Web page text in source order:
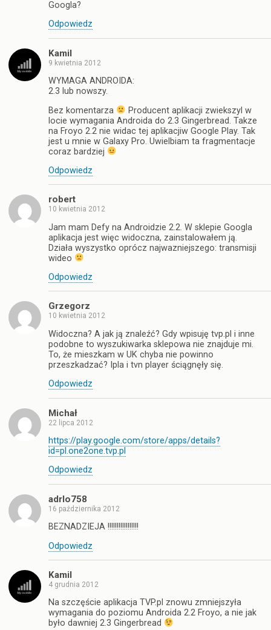
Googla?
Odpowiedz
Kamil
9 kwietnia 2012
WYMAGA ANDROIDA:
2.3 lub nowszy.
Bez komentarza
Producent aplikacji zwiekszyl w
locie wymagania Androida do 2.3 Gingerbread. Takze
na Froyo 2.2 nie widac tej aplikacjiw Google Play. Tak
jest u mnie w Galaxy Pro. Uwielbiam ta fragmentacje
coraz bardziej
Odpowiedz
robert
10 kwietnia 2012
Jam mam Defy na Androidzie 2.2. W sklepie Googla
aplikacja jest więc widoczna, zainstalowałem ją.
Działa wyszystko oprócz najwazniejszego: transmisji
wideo
Odpowiedz
Grzegorz
10 kwietnia 2012
Widoczna? A jak ją znaleźć? Gdy wpisuję tvp.pl i inne
podobne to wyszukiwarka sklepowa nie znajduje mi.
To, że mieszkam w UK chyba nie powinno
przeszkadzać? Ipla i tvn player ściągnęły się.
Odpowiedz
Michał
22 lipca 2012
https://play.google.com/store/apps/details?
id=pl.one2one.tvp.pl
Odpowiedz
adrlo758
16 października 2012
BEZNADZIEJA !!!!!!!!!!!!!!!!!
Odpowiedz
Kamil
4 grudnia 2012
Na szczęście aplikacja TVP.pl znowu zmniejszyła
wymagania do poziomu Androida 2.2 Froyo, a nie jak
było dawniej 2.3 Gingerbread